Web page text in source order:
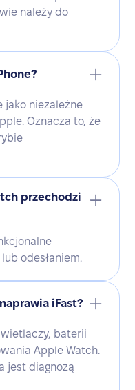
należy do
jako niezależne
Oznacza to, że
przechodzi
odesłaniem.
iFast?
baterii
Apple Watch.
jest diagnozą